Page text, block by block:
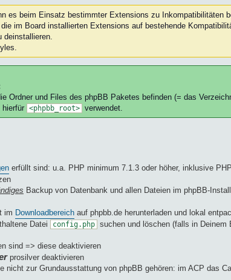
es beim Einsatz bestimmter Extensions zu Inkompatibilitäten
im Board installierten Extensions auf bestehende
Ordner und Files des phpBB Paketes befinden (= das
hierfür <phpbb_root> verwendet.
erfüllt sind: u.a. PHP minimum 7.1.3 oder höher, inklusive
Backup von Datenbank und allen Dateien im phpBB-
im Downloadbereich auf phpbb.de herunterladen und lokal
Datei
config.php suchen und löschen (falls in Deinem
sind => diese deaktivieren
prosilver deaktivieren
nicht zur Grundausstattung von phpBB gehören: im ACP das